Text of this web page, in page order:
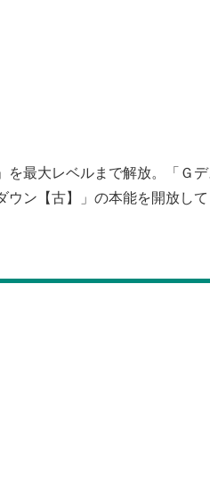
最大レベルまで解放。「Ｇ
ン【古】」の本能を開放して